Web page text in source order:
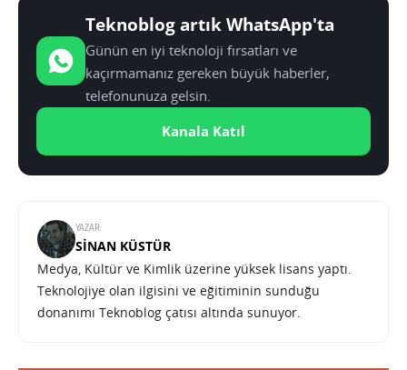
Teknoblog artık WhatsApp'ta
Günün en iyi teknoloji fırsatları ve
kaçırmamanız gereken büyük haberler,
telefonunuza gelsin.
Kanala Katıl
YAZAR:
SINAN KÜSTÜR
Medya, Kültür ve Kimlik üzerine yüksek lisans yaptı.
Teknolojiye olan ilgisini ve eğitiminin sunduğu
donanımı Teknoblog çatısı altında sunuyor.